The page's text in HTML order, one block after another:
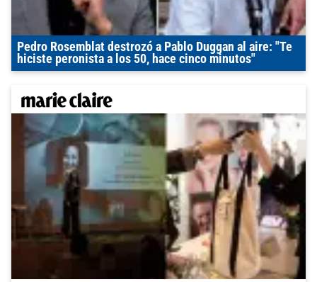
Pedro Rosemblat destrozó a Pablo Duggan al aire: "Te
hiciste peronista a los 50, hace cinco minutos"